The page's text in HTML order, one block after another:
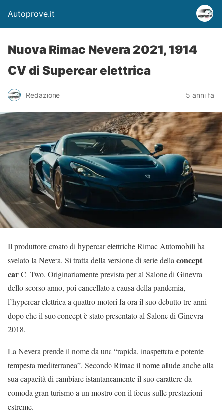
Autoprove.it
Nuova Rimac Nevera 2021, 1914
CV di Supercar elettrica
Redazione 5 anni fa
Il produttore croato di hypercar elettriche Rimac Automobili ha
svelato la Nevera. Si tratta della versione di serie dellaconcept
carC_Two. Originariamente prevista per al Salone di Ginevra
dello scorso anno, poi cancellato a causa della pandemia,
l’hypercar elettrica a quattro motori fa ora il suo debutto tre anni
dopo che il suo concept è stato presentato al Salone di Ginevra
2018.
La Nevera prende il nome da una “rapida, inaspettata e potente
tempesta mediterranea”. Secondo Rimac il nome allude anche alla
sua capacità di cambiare istantaneamente il suo carattere da
comoda gran turismo a un mostro con il focus sulle prestazioni
estreme.